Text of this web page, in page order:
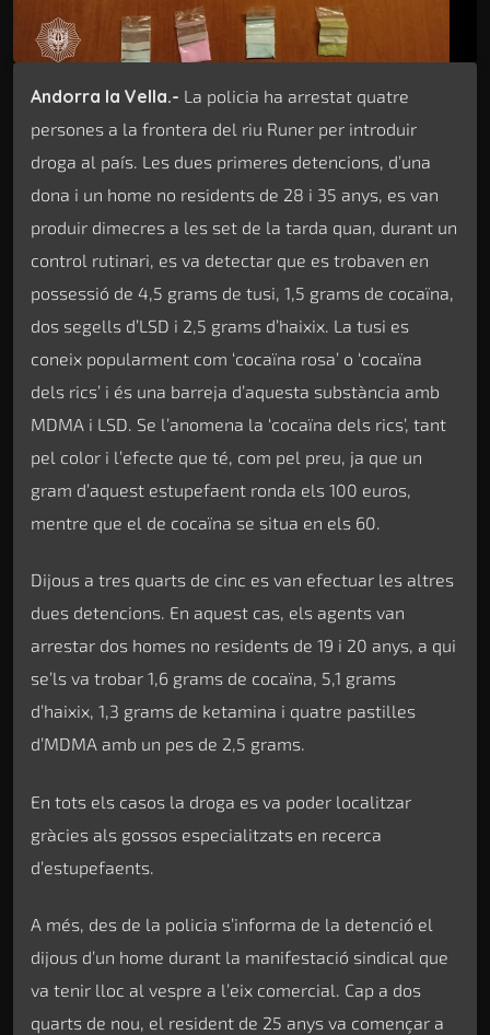
Andorra la Vella.- La policia ha arrestat quatre
persones a la frontera del riu Runer per introduir
droga al país. Les dues primeres detencions, d’una
dona i un home no residents de 28 i 35 anys, es van
produir dimecres a les set de la tarda quan, durant un
control rutinari, es va detectar que es trobaven en
possessió de 4,5 grams de tusi, 1,5 grams de cocaïna,
dos segells d’LSD i 2,5 grams d’haixix. La tusi es
coneix popularment com ‘cocaïna rosa’ o ‘cocaïna
dels rics’ i és una barreja d’aquesta substància amb
MDMA i LSD. Se l’anomena la ‘cocaïna dels rics’, tant
pel color i l’efecte que té, com pel preu, ja que un
gram d’aquest estupefaent ronda els 100 euros,
mentre que el de cocaïna se situa en els 60.
Dijous a tres quarts de cinc es van efectuar les altres
dues detencions. En aquest cas, els agents van
arrestar dos homes no residents de 19 i 20 anys, a qui
se’ls va trobar 1,6 grams de cocaïna, 5,1 grams
d’haixix, 1,3 grams de ketamina i quatre pastilles
d’MDMA amb un pes de 2,5 grams.
En tots els casos la droga es va poder localitzar
gràcies als gossos especialitzats en recerca
d’estupefaents.
A més, des de la policia s’informa de la detenció el
dijous d’un home durant la manifestació sindical que
va tenir lloc al vespre a l’eix comercial. Cap a dos
quarts de nou, el resident de 25 anys va començar a